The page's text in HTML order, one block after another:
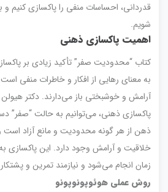
قدردانی، احساسات منفی را پاکسازی کنیم
شویم.
اهمیت پاکسازی ذهنی
کتاب “محدودیت صفر” تأکید زیادی بر
به معنای رهایی از افکار و خاطرات منفی
آرامش و خوشبختی باز می‌دارند. دکتر هیولن
پاکسازی ذهنی، می‌توانیم به حالت “صفر”
ذهن از هر گونه محدودیت و مانع آزاد است
خلاقیت و آرامش وجود دارد. این پاکسازی
زمان انجام می‌شود و نیازمند تمرین و
روش عملی هوئوپونوپونو